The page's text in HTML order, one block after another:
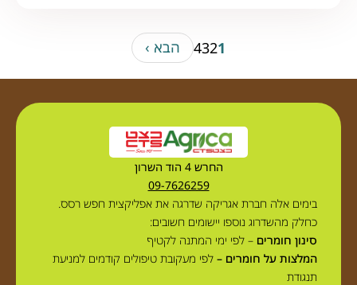
1
2
3
4 הבא ›
החרש 4 הוד השרון
09-7626259
בימים אלה חברת אגריקה שדרגה את אפליקצית חפש רסס.
כחלק מהשדרוג נוספו יישומים חשובים:
סינון חומרים – לפי ימי המתנה לקטיף
המלצות על חומרים – לפי מעקובת טיפולים קודמים למניעת
תנגודת